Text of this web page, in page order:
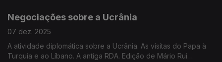
Negociações sobre a Ucrânia
07 dez. 2025
A atividade diplomática sobre a Ucrânia. As visitas do Papa à
Turquia e ao Líbano. A antiga RDA. Edição de Mário Rui